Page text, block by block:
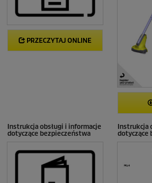
PRZECZYTAJ ONLINE
Instrukcja obsługi i informacje
dotyczące bezpieczeństwa
Instrukcja
dotyczące